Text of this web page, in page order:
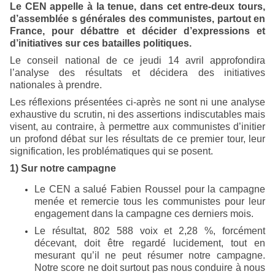
Le CEN appelle à la tenue, dans cet entre-deux tours,
d’assemblée s générales des communistes, partout en
France, pour débattre et décider d’expressions et
d’initiatives sur ces batailles politiques.
Le conseil national de ce jeudi 14 avril approfondira
l’analyse des résultats et décidera des initiatives
nationales à prendre.
Les réflexions présentées ci-après ne sont ni une analyse
exhaustive du scrutin, ni des assertions indiscutables mais
visent, au contraire, à permettre aux communistes d’initier
un profond débat sur les résultats de ce premier tour, leur
signification, les problématiques qui se posent.
1) Sur notre campagne
Le CEN a salué Fabien Roussel pour la campagne
menée et remercie tous les communistes pour leur
engagement dans la campagne ces derniers mois.
Le résultat, 802 588 voix et 2,28 %, forcément
décevant, doit être regardé lucidement, tout en
mesurant qu’il ne peut résumer notre campagne.
Notre score ne doit surtout pas nous conduire à nous